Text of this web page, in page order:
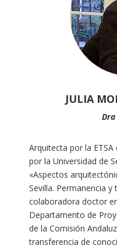
JULIA
Arquitecta por la
por la Universidad de
«Aspectos
Sevilla. Permanencia
colaboradora doctor
Departamento de
de la Comisión
transferencia de